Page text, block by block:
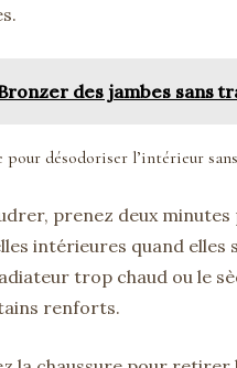
des jambes sans
pour désodoriser l’intérieur
prenez deux
intérieures quand elles
trop chaud ou le
renforts.